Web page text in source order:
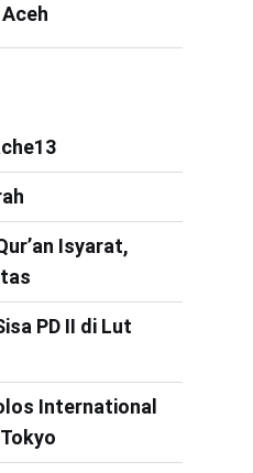
Isyarat,
PD II di Lut
International